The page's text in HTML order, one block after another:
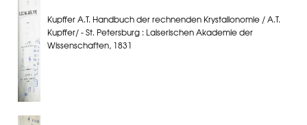
Kupffer A.T. Handbuch der rechnenden Krystallonomie / A.T.
Kupffer/ - St. Petersburg : Laiserischen Akademie der
Wissenschaften, 1831